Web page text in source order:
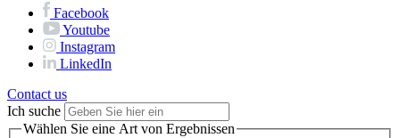
Facebook
Youtube
Instagram
LinkedIn
Contact us
Ich suche
Wählen Sie eine Art von Ergebnissen